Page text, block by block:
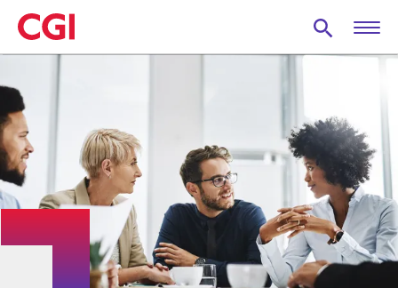
Skip
to
main